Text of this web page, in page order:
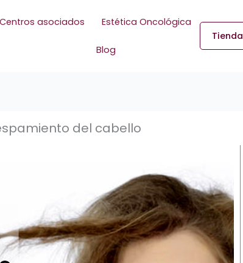
Centros asociados Estética Oncológica
Blog
Tienda
del cabello